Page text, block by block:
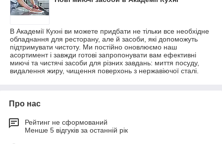
В Академії Кухні ви можете придбати не тільки все необхідне
обладнання для ресторану, але й засоби, які допоможуть
підтримувати чистоту. Ми постійно оновлюємо наш
асортимент і завжди готові запропонувати вам ефективні
миючі та чистячі засоби для різних завдань: миття посуду,
видалення жиру, чищення поверхонь з нержавіючої сталі.
Про нас
Рейтинг не сформований
Менше 5 відгуків за останній рік